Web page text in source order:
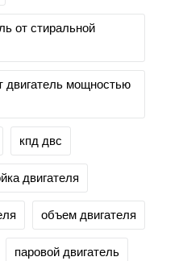
от стиральной
двигатель мощностью
кпд двс
двигателя
объем двигателя
паровой двигатель